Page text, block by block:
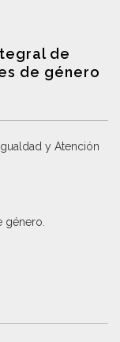
de
de género
y Atención
género.